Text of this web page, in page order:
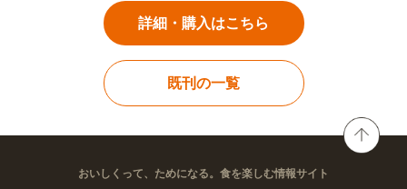
詳細・購入はこちら
既刊の一覧
おいしくって、ためになる。食を楽しむ情報サイト